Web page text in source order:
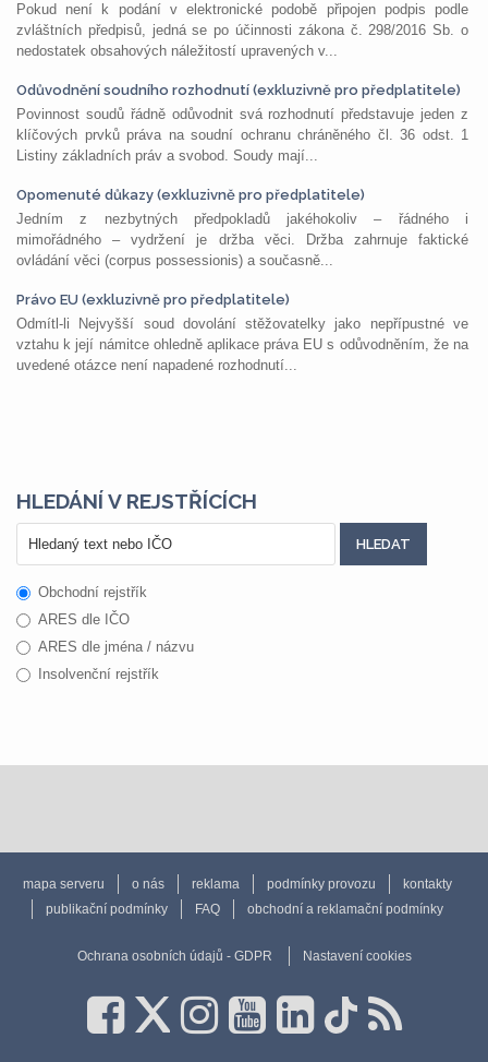
Pokud není k podání v elektronické podobě připojen podpis podle
zvláštních předpisů, jedná se po účinnosti zákona č. 298/2016 Sb. o
nedostatek obsahových náležitostí upravených v...
Odůvodnění soudního rozhodnutí (exkluzivně pro předplatitele)
Povinnost soudů řádně odůvodnit svá rozhodnutí představuje jeden z
klíčových prvků práva na soudní ochranu chráněného čl. 36 odst. 1
Listiny základních práv a svobod. Soudy mají...
Opomenuté důkazy (exkluzivně pro předplatitele)
Jedním z nezbytných předpokladů jakéhokoliv – řádného i
mimořádného – vydržení je držba věci. Držba zahrnuje faktické
ovládání věci (corpus possessionis) a současně...
Právo EU (exkluzivně pro předplatitele)
Odmítl-li Nejvyšší soud dovolání stěžovatelky jako nepřípustné ve
vztahu k její námitce ohledně aplikace práva EU s odůvodněním, že na
uvedené otázce není napadené rozhodnutí...
HLEDÁNÍ V REJSTŘÍCÍCH
Obchodní rejstřík
ARES dle IČO
ARES dle jména / názvu
Insolvenční rejstřík
mapa serveru o nás reklama podmínky provozu
kontakty
publikační podmínky
FAQ obchodní a reklamační podmínky
Ochrana osobních údajů - GDPR Nastavení cookies